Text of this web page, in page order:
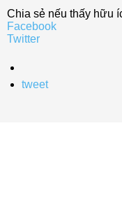
Chia sẻ nếu thấy hữu
Facebook
Twitter
tweet